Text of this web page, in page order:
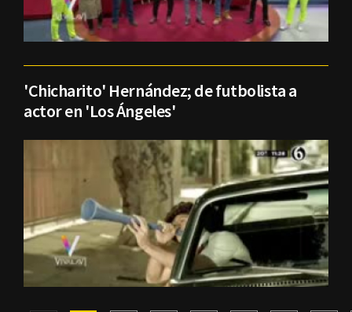
'Chicharito' Hernández; de futbolista a
actor en 'Los Ángeles'